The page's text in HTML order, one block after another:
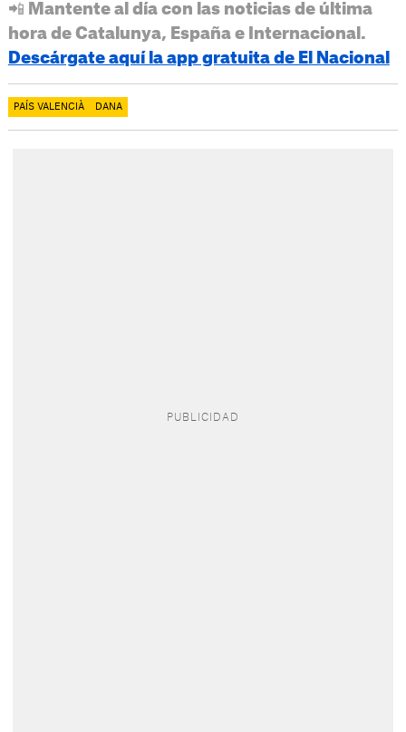
📲 Mantente al día con las noticias de última
hora de Catalunya, España e Internacional.
Descárgate aquí la app gratuita de El Nacional
PAÍS VALENCIÀ DANA